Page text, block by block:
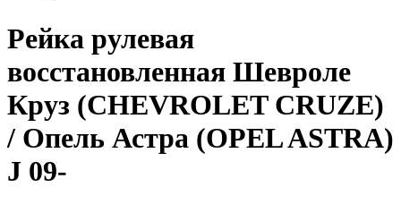
Рейка рулевая
восстановленная Шевроле
Круз (CHEVROLET CRUZE)
/ Опель Астра (OPEL ASTRA)
J 09-